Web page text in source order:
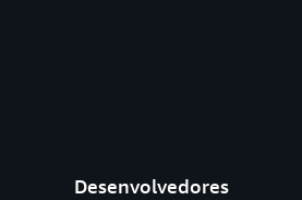
Desenvolvedores